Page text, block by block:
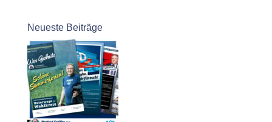
Neueste Beiträge